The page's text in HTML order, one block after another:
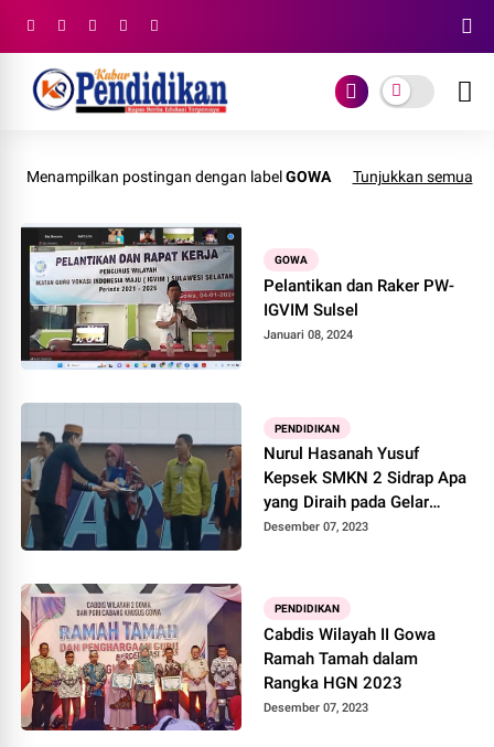
Menampilkan postingan dengan labelGOWA Tunjukkan semua
GOWA
Pelantikan dan Raker PW-
IGVIM Sulsel
Januari 08, 2024
PENDIDIKAN
Nurul Hasanah Yusuf
Kepsek SMKN 2 Sidrap Apa
yang Diraih pada Gelar
Karya KPTK Gowa
Desember 07, 2023
PENDIDIKAN
Cabdis Wilayah II Gowa
Ramah Tamah dalam
Rangka HGN 2023
Desember 07, 2023